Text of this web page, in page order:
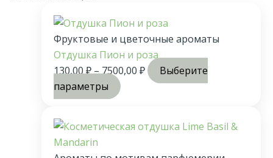
Фруктовые и цветочные ароматы
Отдушка Пион и роза
130,00₽–7500,00 ₽
Выберите
параметры